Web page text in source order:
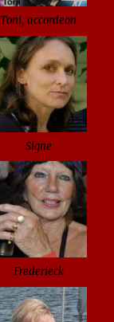
Toni, accordeon
Signe
Frederieck